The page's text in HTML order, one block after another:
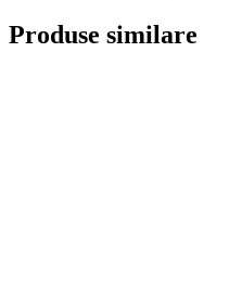
Produse similare